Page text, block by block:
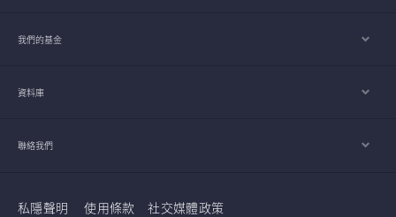
我們的基金
資料庫
聯絡我們
私隱聲明 使用條款 社交媒體政策